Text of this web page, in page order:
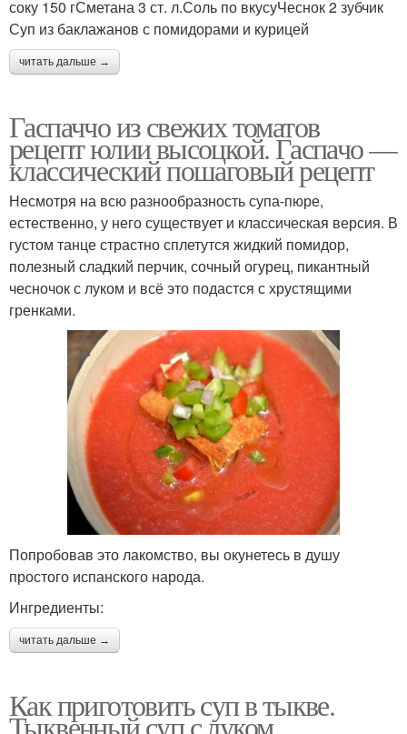
соку 150 гСметана 3 ст. л.Соль по вкусуЧеснок 2 зубчик
Суп из баклажанов с помидорами и курицей
читать дальше →
Гаспаччо из свежих томатов
рецепт юлии высоцкой. Гаспачо —
классический пошаговый рецепт
Несмотря на всю разнообразность супа-пюре,
естественно, у него существует и классическая версия. В
густом танце страстно сплетутся жидкий помидор,
полезный сладкий перчик, сочный огурец, пикантный
чесночок с луком и всё это подастся с хрустящими
гренками.
Попробовав это лакомство, вы окунетесь в душу
простого испанского народа.
Ингредиенты:
читать дальше →
Как приготовить суп в тыкве.